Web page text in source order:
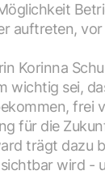
auftreten,
Korinna
wichtig sei,
frei
für die
trägt dazu
wird -